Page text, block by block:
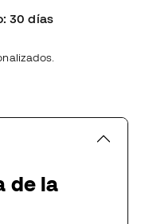
30 días
de la